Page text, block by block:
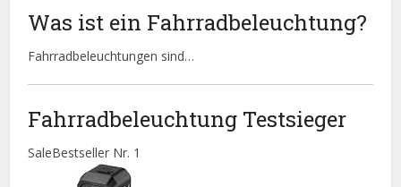
Was ist ein Fahrradbeleuchtung?
Fahrradbeleuchtungen sind…
Fahrradbeleuchtung Testsieger
SaleBestseller Nr. 1